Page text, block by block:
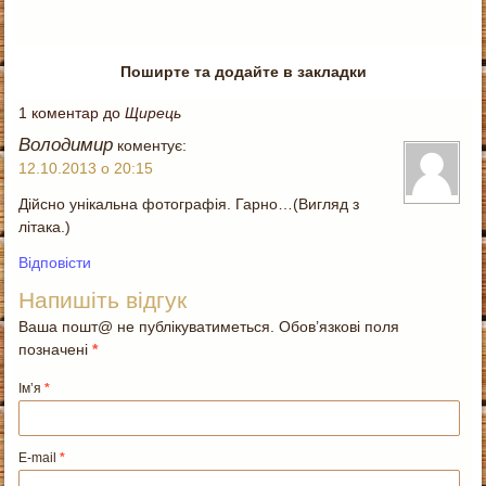
Поширте та додайте в закладки
1 коментар доЩирець
Володимир коментує:
12.10.2013 о 20:15
Дійсно унікальна фотографія. Гарно…(Вигляд з
літака.)
Відповіcти
Напишіть відгук
Ваша пошт@ не публікуватиметься. Обов’язкові поля
позначені*
Ім’я*
E-mail*